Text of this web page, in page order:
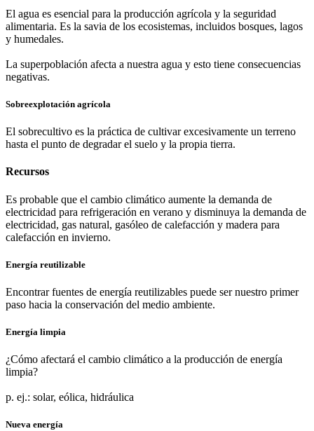
El agua es esencial para la producción agrícola y la seguridad
alimentaria. Es la savia de los ecosistemas, incluidos bosques, lagos
y humedales.
La superpoblación afecta a nuestra agua y esto tiene consecuencias
negativas.
Sobreexplotación agrícola
El sobrecultivo es la práctica de cultivar excesivamente un terreno
hasta el punto de degradar el suelo y la propia tierra.
Recursos
Es probable que el cambio climático aumente la demanda de
electricidad para refrigeración en verano y disminuya la demanda de
electricidad, gas natural, gasóleo de calefacción y madera para
calefacción en invierno.
Energía reutilizable
Encontrar fuentes de energía reutilizables puede ser nuestro primer
paso hacia la conservación del medio ambiente.
Energía limpia
¿Cómo afectará el cambio climático a la producción de energía
limpia?
p. ej.: solar, eólica, hidráulica
Nueva energía